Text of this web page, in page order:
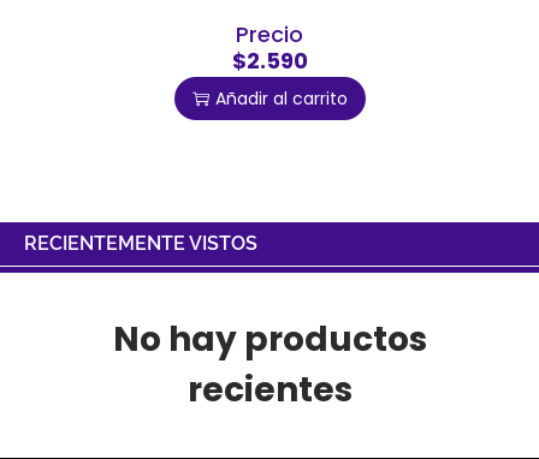
Precio
$2.590
Añadir al carrito
RECIENTEMENTE VISTOS
No hay productos
recientes